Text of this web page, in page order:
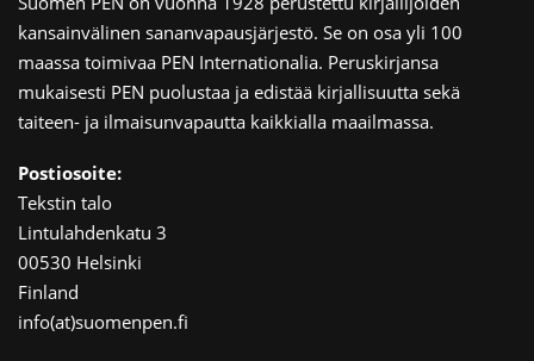
kansainvälinen sananvapausjärjestö. Se on osa yli 100
maassa toimivaa PEN Internationalia. Peruskirjansa
mukaisesti PEN puolustaa ja edistää kirjallisuutta sekä
taiteen- ja ilmaisunvapautta kaikkialla maailmassa.
Postiosoite:
Tekstin talo
Lintulahdenkatu 3
00530 Helsinki
Finland
info(at)suomenpen.fi